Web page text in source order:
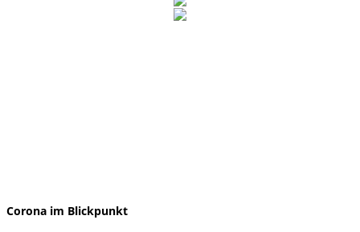
Corona im Blickpunkt